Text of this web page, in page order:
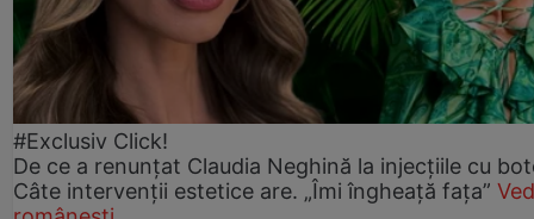
#Exclusiv Click!
De ce a renunțat Claudia Neghină la injecțiile cu
Câte intervenții estetice are. „Îmi îngheață fața”